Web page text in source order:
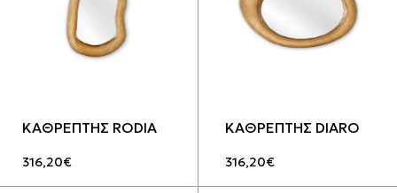
ΚΑΘΡΕΠΤΗΣ RODIA
316,20€
ΚΑΘΡΕΠΤΗΣ DIARO
316,20€